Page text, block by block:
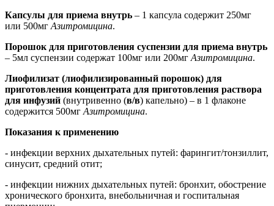
Капсулы для приема внутрь – 1 капсула содержит 250мг
или 500мг Азитромицина.
Порошок для приготовления суспензии для приема внутрь
– 5мл суспензии содержат 100мг или 200мг Азитромицина.
Лиофилизат (лиофилизированный порошок) для
приготовления концентрата для приготовления раствора
для инфузий (внутривенно (в/в) капельно) – в 1 флаконе
содержится 500мг Азитромицина.
Показания к применению
- инфекции верхних дыхательных путей: фарингит/тонзиллит,
синусит, средний отит;
- инфекции нижних дыхательных путей: бронхит, обострение
хронического бронхита, внебольничная и госпитальная